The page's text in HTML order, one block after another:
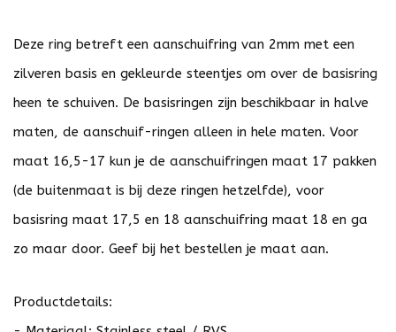
Deze ring betreft een aanschuifring van 2mm met een
zilveren basis en gekleurde steentjes om over de basisring
heen te schuiven. De basisringen zijn beschikbaar in halve
maten, de aanschuif-ringen alleen in hele maten. Voor
maat 16,5-17 kun je de aanschuifringen maat 17 pakken
(de buitenmaat is bij deze ringen hetzelfde), voor
basisring maat 17,5 en 18 aanschuifring maat 18 en ga
zo maar door. Geef bij het bestellen je maat aan.
Productdetails: